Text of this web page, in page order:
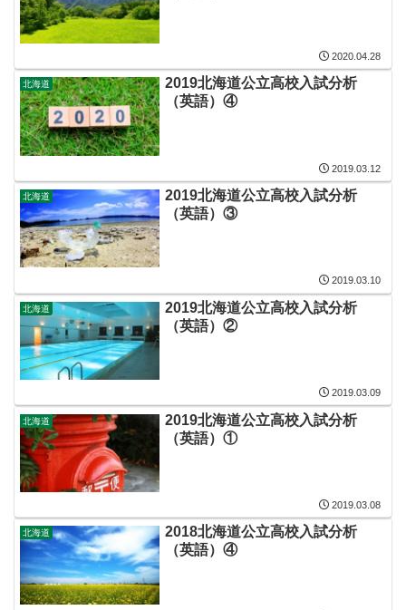
2020.04.28
北海道
2019北海道公立高校入試分析
（英語）④
2019.03.12
北海道
2019北海道公立高校入試分析
（英語）③
2019.03.10
北海道
2019北海道公立高校入試分析
（英語）②
2019.03.09
北海道
2019北海道公立高校入試分析
（英語）①
2019.03.08
北海道
2018北海道公立高校入試分析
（英語）④